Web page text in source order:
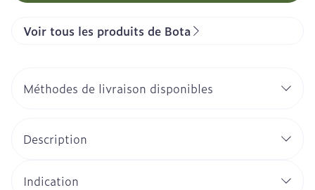
Voir tous les produits de Bota
Méthodes de livraison disponibles
Description
Indication